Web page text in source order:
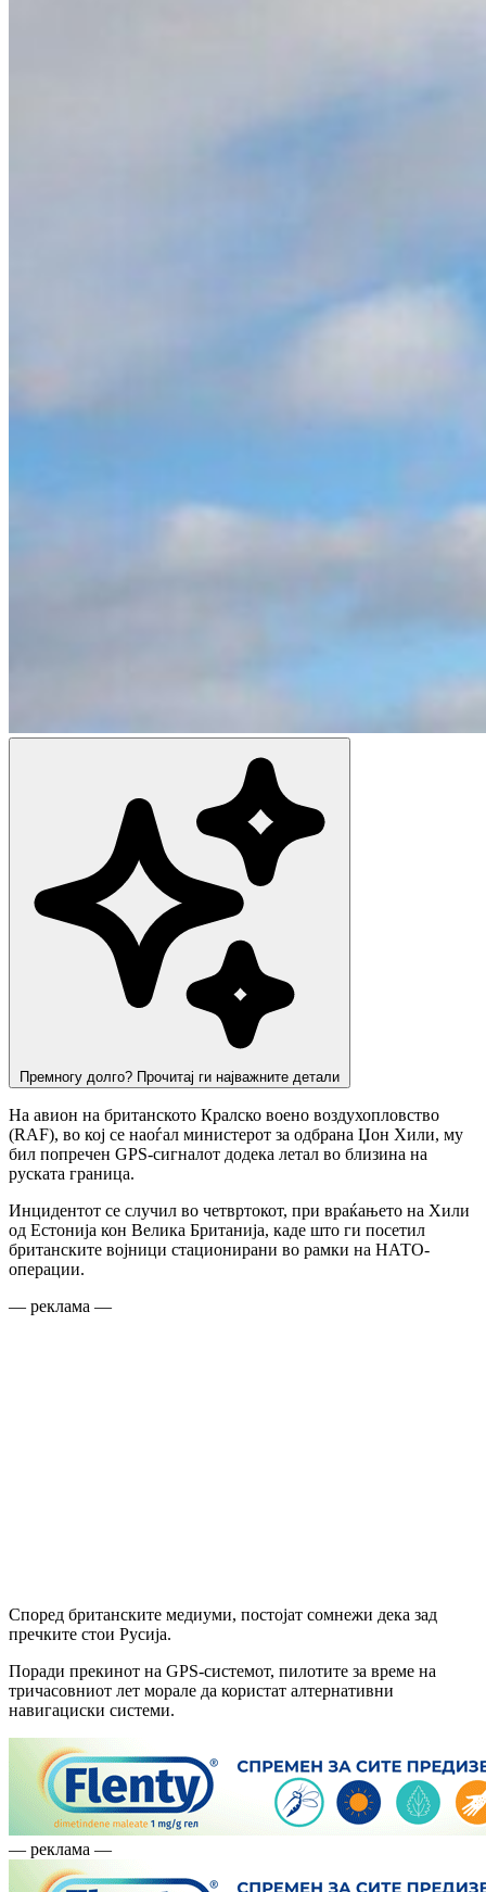
Премногу долго? Прочитај ги најважните детали
На авион на британското Кралско воено воздухопловство
(RAF), во кој се наоѓал министерот за одбрана Џон Хили, му
бил попречен GPS-сигналот додека летал во близина на
руската граница.
Инцидентот се случил во четвртокот, при враќањето на Хили
од Естонија кон Велика Британија, каде што ги посетил
британските војници стационирани во рамки на НАТО-
операции.
— реклама —
Според британските медиуми, постојат сомнежи дека зад
пречките стои Русија.
Поради прекинот на GPS-системот, пилотите за време на
тричасовниот лет морале да користат алтернативни
навигациски системи.
— реклама —